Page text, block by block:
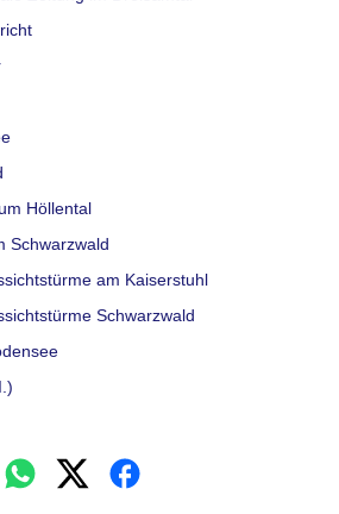
Höllental
Schwarzwald
am Kaiserstuhl
Schwarzwald